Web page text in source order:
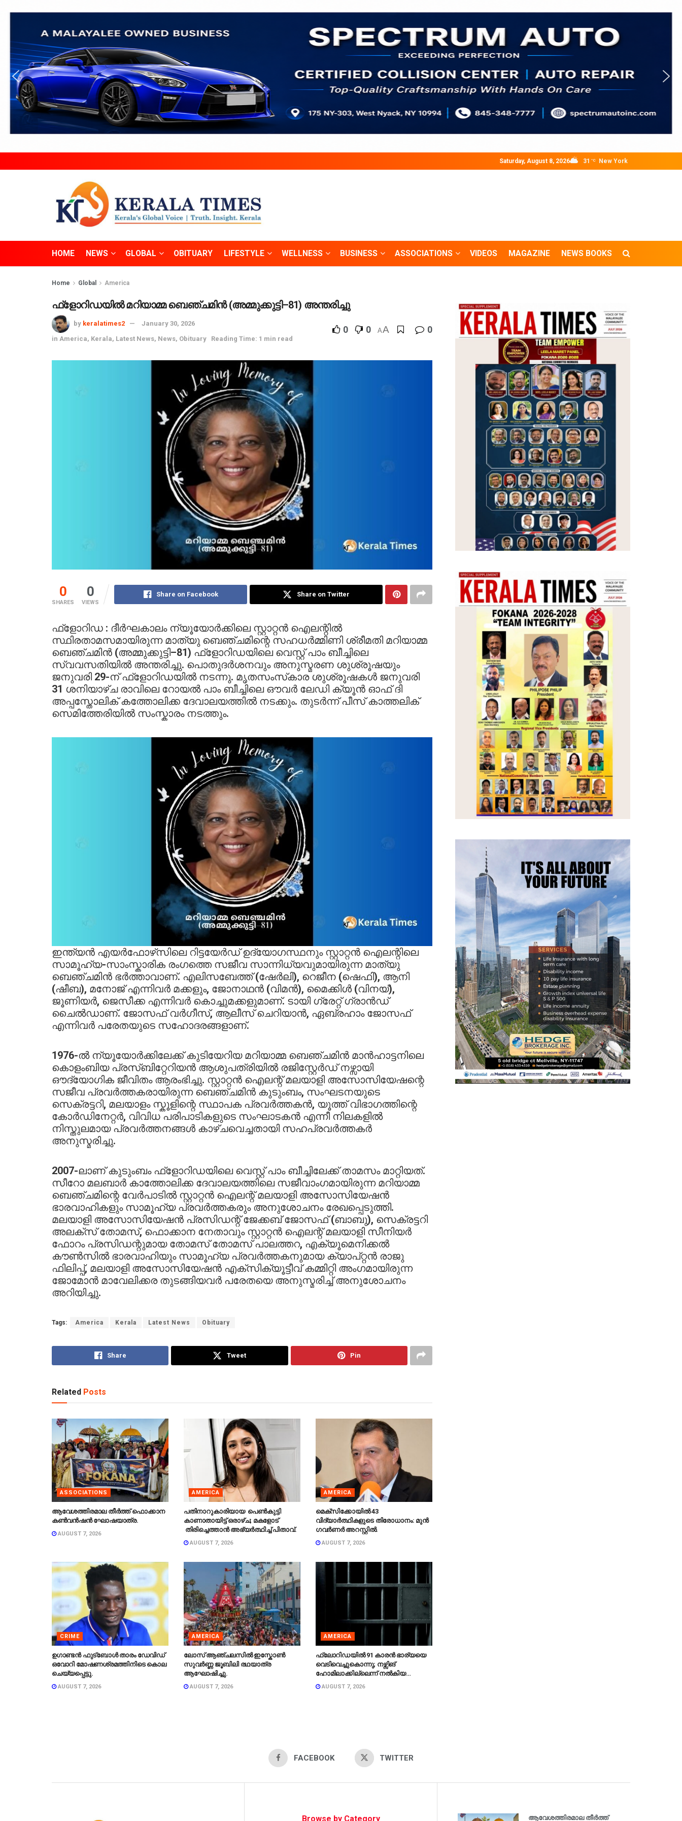
Saturday, August 8, 2026 31 °C New York
HOME NEWS GLOBAL OBITUARY LIFESTYLE WELLNESS BUSINESS ASSOCIATIONS VIDEOS MAGAZINE NEWS BOOKS
Home Global America
ഫ്ളോറിഡയിൽ മറിയാമ്മ ബെഞ്ചമിൻ (അമ്മുക്കുട്ടി–81) അന്തരിച്ചു
by keralatimes2 January 30, 2026
in America, Kerala, Latest News, News, Obituary Reading Time: 1 min read
0 0 AA 0
0
SHARES
0
VIEWS
Share on Facebook Share on Twitter
ഫ്ളോറിഡ : ദീർഘകാലം ന്യൂയോർക്കിലെ സ്റ്റാറ്റൻ ഐലന്റിൽ
സ്ഥിരതാമസമായിരുന്ന മാത്യു ബെഞ്ചമിന്റെ സഹധർമ്മിണി ശ്രീമതി മറിയാമ്മ
ബെഞ്ചമിൻ (അമ്മുക്കുട്ടി–81) ഫ്ളോറിഡയിലെ വെസ്റ്റ് പാം ബീച്ചിലെ
സ്വവസതിയിൽ അന്തരിച്ചു. പൊതുദർശനവും അനുസ്മരണ ശുശ്രൂഷയും
ജനുവരി 29-ന് ഫ്ളോറിഡയിൽ നടന്നു. മൃതസംസ്‌കാര ശുശ്രൂഷകൾ ജനുവരി
31 ശനിയാഴ്ച രാവിലെ റോയൽ പാം ബീച്ചിലെ ഔവർ ലേഡി ക്യൂൻ ഓഫ് ദി
അപ്പസ്തോലിക് കത്തോലിക്ക ദേവാലയത്തിൽ നടക്കും. തുടർന്ന് പീസ് കാത്തലിക്
സെമിത്തേരിയിൽ സംസ്കാരം നടത്തും.
ഇന്ത്യൻ എയർഫോഴ്‌സിലെ റിട്ടയേർഡ് ഉദ്യോഗസ്ഥനും സ്റ്റാറ്റൻ ഐലന്റിലെ
സാമൂഹ്യ-സാംസ്കാരിക രംഗത്തെ സജീവ സാന്നിധ്യവുമായിരുന്ന മാത്യു
ബെഞ്ചമിൻ ഭർത്താവാണ്. എലിസബേത്ത് (ഷേർലി), റെജീന (ഷെഫി), ആനി
(ഷീബ), മനോജ് എന്നിവർ മക്കളും, ജോനാഥൻ (വിമൻ), മൈക്കിൾ (വിനയ്),
ജൂണിയർ, ജെസീക്ക എന്നിവർ കൊച്ചുമക്കളുമാണ്. ടായി ഗ്രേറ്റ് ഗ്രാൻഡ്
ചൈൽഡാണ്. ജോസഫ് വർഗീസ്, ആലീസ് ചെറിയാൻ, ഏബ്രഹാം ജോസഫ്
എന്നിവർ പരേതയുടെ സഹോദരങ്ങളാണ്.
1976-ൽ ന്യൂയോർക്കിലേക്ക് കുടിയേറിയ മറിയാമ്മ ബെഞ്ചമിൻ മാൻഹാട്ടനിലെ
കൊളംബിയ പ്രസ്ബിറ്റേറിയൻ ആശുപത്രിയിൽ രജിസ്റ്റേർഡ് നഴ്സായി
ഔദ്യോഗിക ജീവിതം ആരംഭിച്ചു. സ്റ്റാറ്റൻ ഐലന്റ് മലയാളി അസോസിയേഷന്റെ
സജീവ പ്രവർത്തകരായിരുന്ന ബെഞ്ചമിൻ കുടുംബം, സംഘടനയുടെ
സെക്രട്ടറി, മലയാളം സ്കൂളിന്റെ സ്ഥാപക പ്രവർത്തകൻ, യൂത്ത് വിഭാഗത്തിന്റെ
കോർഡിനേറ്റർ, വിവിധ പരിപാടികളുടെ സംഘാടകൻ എന്നീ നിലകളിൽ
നിസ്തുലമായ പ്രവർത്തനങ്ങൾ കാഴ്ചവെച്ചതായി സഹപ്രവർത്തകർ
അനുസ്മരിച്ചു.
2007-ലാണ് കുടുംബം ഫ്ളോറിഡയിലെ വെസ്റ്റ് പാം ബീച്ചിലേക്ക് താമസം മാറ്റിയത്.
സീറോ മലബാർ കാത്തോലിക്ക ദേവാലയത്തിലെ സജീവാംഗമായിരുന്ന മറിയാമ്മ
ബെഞ്ചമിന്റെ വേർപാടിൽ സ്റ്റാറ്റൻ ഐലന്റ് മലയാളി അസോസിയേഷൻ
ഭാരവാഹികളും സാമൂഹ്യ പ്രവർത്തകരും അനുശോചനം രേഖപ്പെടുത്തി.
മലയാളി അസോസിയേഷൻ പ്രസിഡന്റ് ജേക്കബ് ജോസഫ് (ബാബു), സെക്രട്ടറി
അലക്സ് തോമസ്, ഫൊക്കാന നേതാവും സ്റ്റാറ്റൻ ഐലന്റ് മലയാളി സീനിയർ
ഫോറം പ്രസിഡന്റുമായ തോമസ് തോമസ് പാലത്തറ, എക്യൂമെനിക്കൽ
കൗൺസിൽ ഭാരവാഹിയും സാമൂഹ്യ പ്രവർത്തകനുമായ ക്യാപ്റ്റൻ രാജു
ഫിലിപ്പ്, മലയാളി അസോസിയേഷൻ എക്സിക്യൂട്ടീവ് കമ്മിറ്റി അംഗമായിരുന്ന
ജോമോൻ മാവേലിക്കര തുടങ്ങിയവർ പരേതയെ അനുസ്മരിച്ച് അനുശോചനം
അറിയിച്ചു.
Tags: America Kerala Latest News Obituary
Share Tweet Pin
Related Posts
ASSOCIATIONS
ആവേശത്തിരമാല തീർത്ത് ഫൊക്കാന
കൺവൻഷൻ ഘോഷയാത്ര.
AUGUST 7, 2026
AMERICA
പതിനാറുകാരിയായ പെൺകുട്ടി
കാണാതായിട്ട് ഒരാഴ്ച; മകളോട്
തിരിച്ചെത്താൻ അഭ്യർത്ഥിച്ച് പിതാവ്.
AUGUST 7, 2026
AMERICA
മെക്‌സിക്കോയിൽ 43
വിദ്യാർത്ഥികളുടെ തിരോധാനം: മുൻ
ഗവർണർ അറസ്റ്റിൽ.
AUGUST 7, 2026
CRIME
ഉഗാണ്ടൻ ഫുട്ബോൾ താരം ഡേവിഡ്
ഒവോറി മോഷണശ്രമത്തിനിടെ കൊല
ചെയ്യപ്പെട്ടു.
AUGUST 7, 2026
AMERICA
ലോസ് ആഞ്ചലസിൽ ഇസ്കോൺ
സുവർണ്ണ ജൂബിലി രഥയാത്ര
ആഘോഷിച്ചു.
AUGUST 7, 2026
AMERICA
ഫ്ലോറിഡയിൽ 91 കാരൻ ഭാര്യയെ
വെടിവെച്ചുകൊന്നു; നഴ്സിങ്
ഹോമിലാക്കില്ലെന്ന് നൽകിയ
വാഗ്ദാനം പാലിച്ചതായി മൊഴി.
AUGUST 7, 2026
FACEBOOK TWITTER
Browse by Category ആവേശത്തിരമാല തീർത്ത്